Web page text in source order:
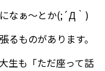
なぁ～とか(;´Д｀)
るものがあります。
生も「ただ座って話